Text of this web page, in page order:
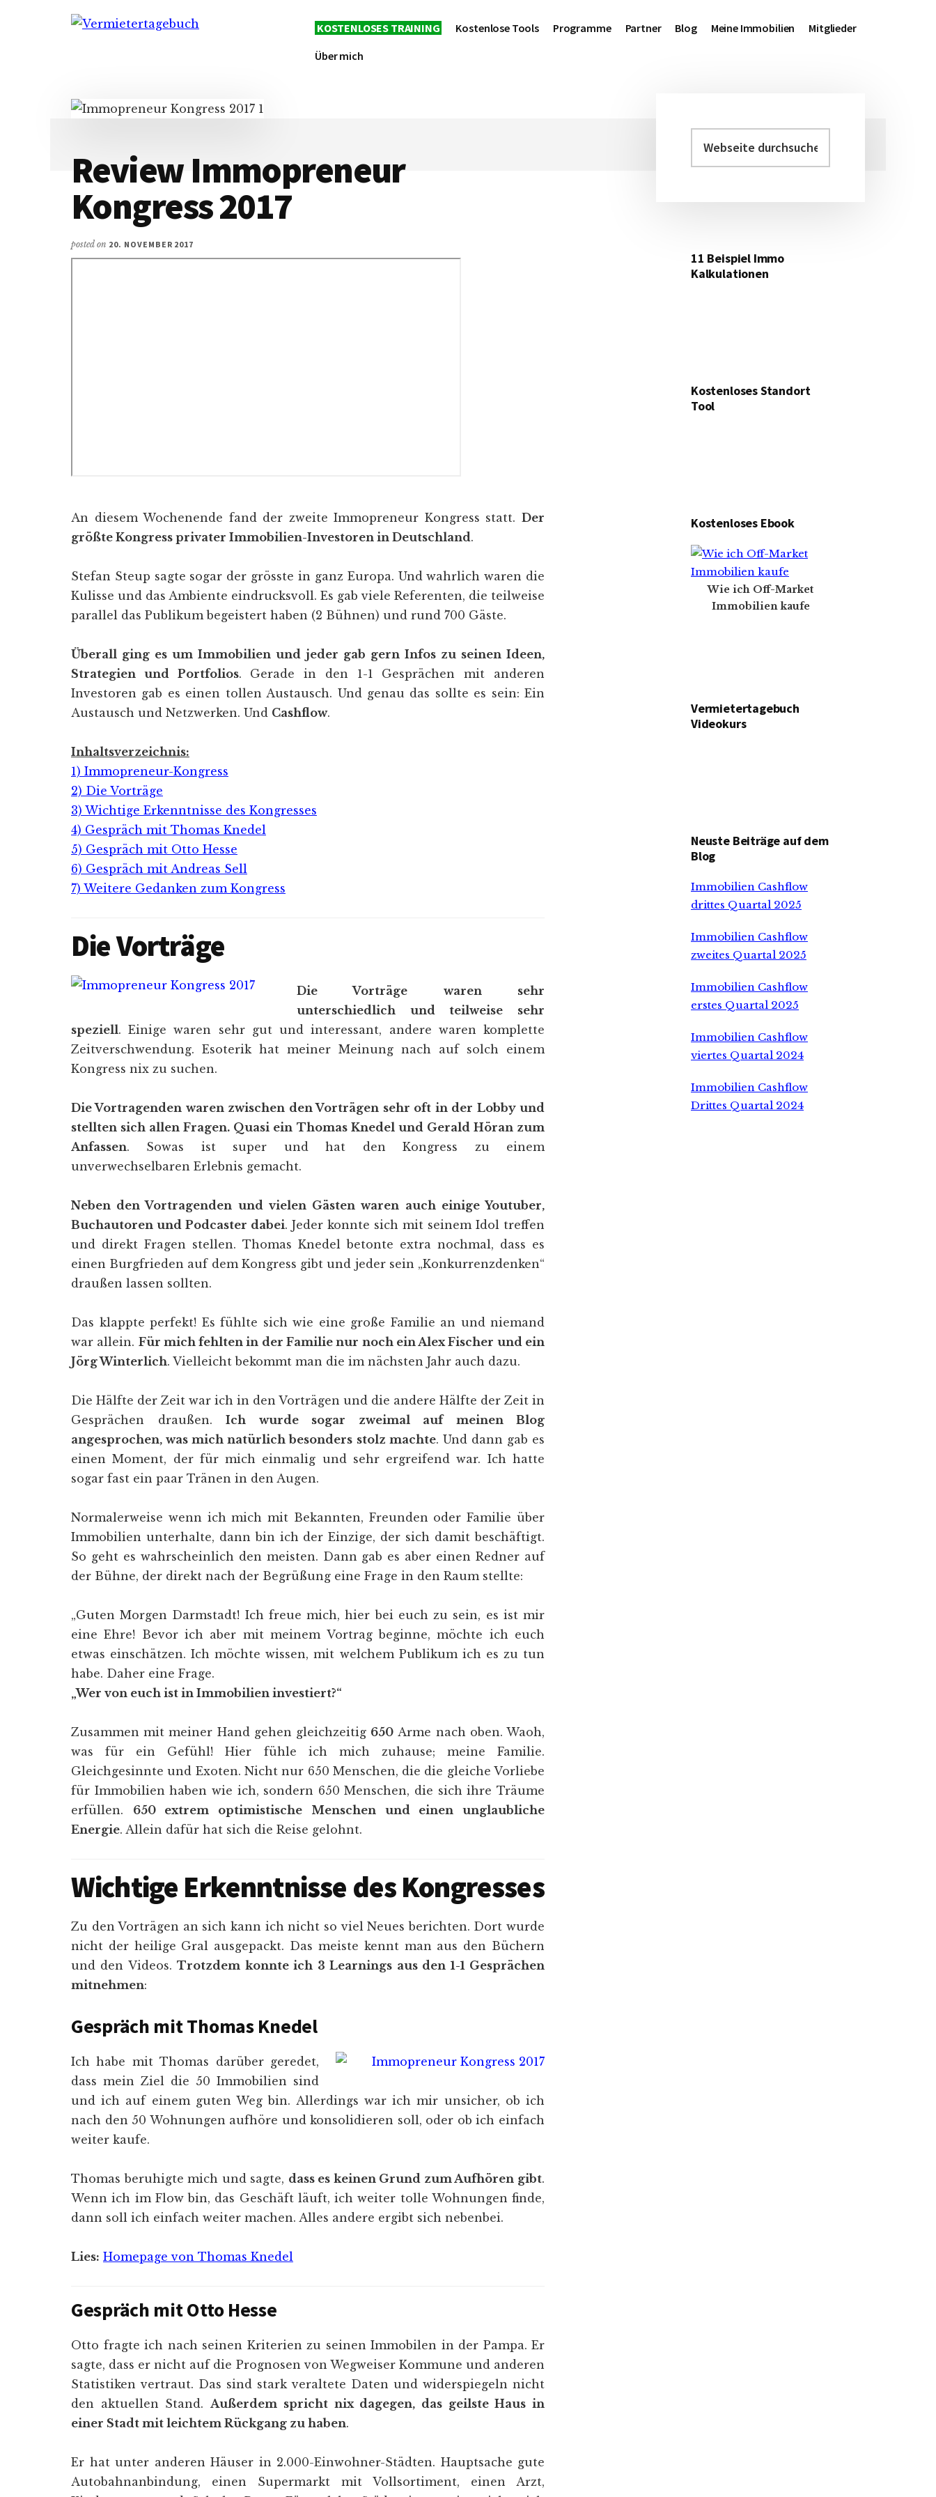
Additional
KOSTENLOSES TRAINING Kostenlose Tools Programme Partner Blog Meine Immobilien
Mitglieder
Über mich
Review Immopreneur
Kongress 2017
posted on 20. NOVEMBER 2017
An diesem Wochenende fand der zweite Immopreneur Kongress statt. Der
größte Kongress privater Immobilien-Investoren in Deutschland.
Stefan Steup sagte sogar der grösste in ganz Europa. Und wahrlich waren die
Kulisse und das Ambiente eindrucksvoll. Es gab viele Referenten, die teilweise
parallel das Publikum begeistert haben (2 Bühnen) und rund 700 Gäste.
Überall ging es um Immobilien und jeder gab gern Infos zu seinen Ideen,
Strategien und Portfolios. Gerade in den 1-1 Gesprächen mit anderen
Investoren gab es einen tollen Austausch. Und genau das sollte es sein: Ein
Austausch und Netzwerken. Und Cashflow.
Inhaltsverzeichnis:
1) Immopreneur-Kongress
2) Die Vorträge
3) Wichtige Erkenntnisse des Kongresses
4) Gespräch mit Thomas Knedel
5) Gespräch mit Otto Hesse
6) Gespräch mit Andreas Sell
7) Weitere Gedanken zum Kongress
Die Vorträge
Die Vorträge waren sehr
unterschiedlich und teilweise sehr
speziell. Einige waren sehr gut und interessant, andere waren komplette
Zeitverschwendung. Esoterik hat meiner Meinung nach auf solch einem
Kongress nix zu suchen.
Die Vortragenden waren zwischen den Vorträgen sehr oft in der Lobby und
stellten sich allen Fragen. Quasi ein Thomas Knedel und Gerald Höran zum
Anfassen. Sowas ist super und hat den Kongress zu einem
unverwechselbaren Erlebnis gemacht.
Neben den Vortragenden und vielen Gästen waren auch einige Youtuber,
Buchautoren und Podcaster dabei. Jeder konnte sich mit seinem Idol treffen
und direkt Fragen stellen. Thomas Knedel betonte extra nochmal, dass es
einen Burgfrieden auf dem Kongress gibt und jeder sein „Konkurrenzdenken“
draußen lassen sollten.
Das klappte perfekt! Es fühlte sich wie eine große Familie an und niemand
war allein. Für mich fehlten in der Familie nur noch ein Alex Fischer und ein
Jörg Winterlich. Vielleicht bekommt man die im nächsten Jahr auch dazu.
Die Hälfte der Zeit war ich in den Vorträgen und die andere Hälfte der Zeit in
Gesprächen draußen. Ich wurde sogar zweimal auf meinen Blog
angesprochen, was mich natürlich besonders stolz machte. Und dann gab es
einen Moment, der für mich einmalig und sehr ergreifend war. Ich hatte
sogar fast ein paar Tränen in den Augen.
Normalerweise wenn ich mich mit Bekannten, Freunden oder Familie über
Immobilien unterhalte, dann bin ich der Einzige, der sich damit beschäftigt.
So geht es wahrscheinlich den meisten. Dann gab es aber einen Redner auf
der Bühne, der direkt nach der Begrüßung eine Frage in den Raum stellte:
„Guten Morgen Darmstadt! Ich freue mich, hier bei euch zu sein, es ist mir
eine Ehre! Bevor ich aber mit meinem Vortrag beginne, möchte ich euch
etwas einschätzen. Ich möchte wissen, mit welchem Publikum ich es zu tun
habe. Daher eine Frage.
„Wer von euch ist in Immobilien investiert?“
Zusammen mit meiner Hand gehen gleichzeitig 650 Arme nach oben. Waoh,
was für ein Gefühl! Hier fühle ich mich zuhause; meine Familie.
Gleichgesinnte und Exoten. Nicht nur 650 Menschen, die die gleiche Vorliebe
für Immobilien haben wie ich, sondern 650 Menschen, die sich ihre Träume
erfüllen. 650 extrem optimistische Menschen und einen unglaubliche
Energie. Allein dafür hat sich die Reise gelohnt.
Wichtige Erkenntnisse des Kongresses
Zu den Vorträgen an sich kann ich nicht so viel Neues berichten. Dort wurde
nicht der heilige Gral ausgepackt. Das meiste kennt man aus den Büchern
und den Videos.Trotzdem konnte ich 3 Learnings aus den 1-1 Gesprächen
mitnehmen:
Gespräch mit Thomas Knedel
Ich habe mit Thomas darüber geredet,
dass mein Ziel die 50 Immobilien sind
und ich auf einem guten Weg bin. Allerdings war ich mir unsicher, ob ich
nach den 50 Wohnungen aufhöre und konsolidieren soll, oder ob ich einfach
weiter kaufe.
Thomas beruhigte mich und sagte, dass es keinen Grund zum Aufhören gibt.
Wenn ich im Flow bin, das Geschäft läuft, ich weiter tolle Wohnungen finde,
dann soll ich einfach weiter machen. Alles andere ergibt sich nebenbei.
Lies: Homepage von Thomas Knedel
Gespräch mit Otto Hesse
Otto fragte ich nach seinen Kriterien zu seinen Immobilen in der Pampa. Er
sagte, dass er nicht auf die Prognosen von Wegweiser Kommune und anderen
Statistiken vertraut. Das sind stark veraltete Daten und widerspiegeln nicht
den aktuellen Stand. Außerdem spricht nix dagegen, das geilste Haus in
einer Stadt mit leichtem Rückgang zu haben.
Er hat unter anderen Häuser in 2.000-Einwohner-Städten. Hauptsache gute
Autobahnanbindung, einen Supermarkt mit Vollsortiment, einen Arzt,
Haupt-
durchsuchen
11 Beispiel Immo
Kalkulationen
Kostenloses Standort
Tool
Kostenloses Ebook
Wie ich Off-Market
Immobilien kaufe
Vermietertagebuch
Videokurs
Neuste Beiträge auf dem
Blog
Immobilien Cashflow
drittes Quartal 2025
Immobilien Cashflow
zweites Quartal 2025
Immobilien Cashflow
erstes Quartal 2025
Immobilien Cashflow
viertes Quartal 2024
Immobilien Cashflow
Drittes Quartal 2024